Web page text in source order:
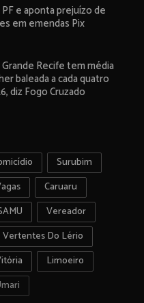
e aponta prejuízo de
em emendas Pix
Grande Recife tem média
baleada a cada quatro
diz Fogo Cruzado
Surubim
Caruaru
Vereador
Vertentes Do Lério
Limoeiro